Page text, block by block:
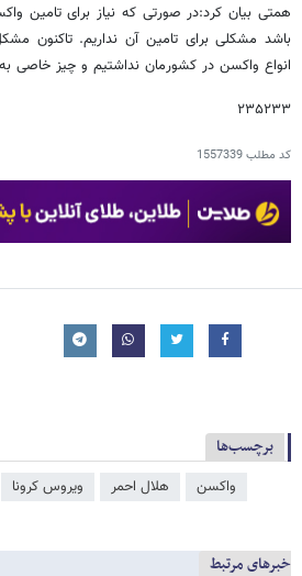
همتی بیان کرد:در صورتی که نیاز برای تامین
باشد مشکلی برای تامین آن نداریم. تاکنون
انواع واکسن در کشورمان نداشتیم و چیز خاصی
۲۳۵۲۳۳
کد مطلب1557339
برچسب‌ها
واکسن هلال احمر ویروس کرونا
خبرهای مرتبط